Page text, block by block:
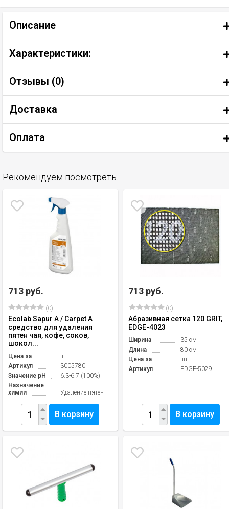
Описание
Характеристики:
Отзывы (0)
Доставка
Оплата
Рекомендуем посмотреть
713 руб.
(0)
Ecolab Sapur A / Carpet A
средство для удаления
пятен чая, кофе, соков,
шокол...
Цена за
шт.
Артикул
3005780
Значение pH
6.3-6.7 (100%)
Назначение
химии
Удаление пятен
В корзину
713 руб.
(0)
Абразивная сетка 120 GRIT,
EDGE-4023
Ширина
35 см
Длина
80 см
Цена за
шт.
Артикул
EDGE-5029
В корзину